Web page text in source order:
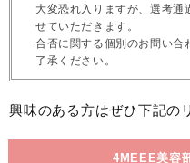
大変恐れ入りますが、選考通
せていただきます。
合否に関する個別のお問い合
了承ください。
興味のある方はぜひ下記の
4MEEE美容